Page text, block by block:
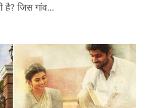
है? जिस गांव...